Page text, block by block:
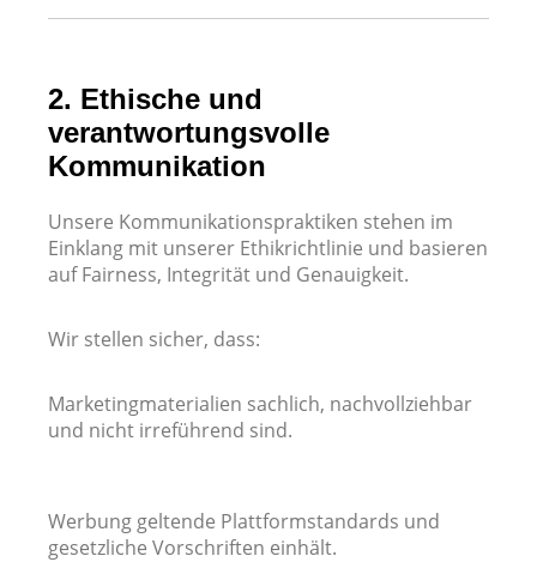
2. Ethische und
verantwortungsvolle
Kommunikation
Unsere Kommunikationspraktiken stehen im
Einklang mit unserer Ethikrichtlinie und basieren
auf Fairness, Integrität und Genauigkeit.
Wir stellen sicher, dass:
Marketingmaterialien sachlich, nachvollziehbar
und nicht irreführend sind.
Werbung geltende Plattformstandards und
gesetzliche Vorschriften einhält.